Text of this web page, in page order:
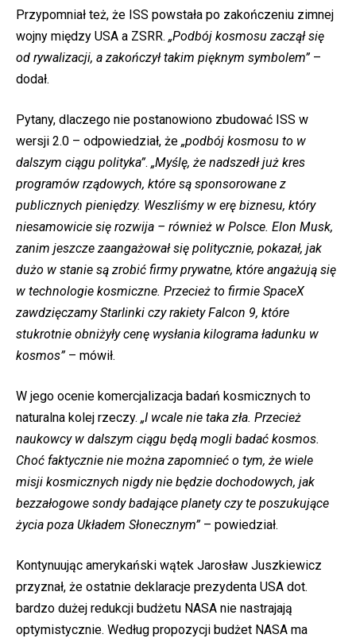
Przypomniał też, że ISS powstała po zakończeniu zimnej
wojny między USA a ZSRR. „Podbój kosmosu zaczął się
od rywalizacji, a zakończył takim pięknym symbolem”–
dodał.
Pytany, dlaczego nie postanowiono zbudować ISS w
wersji 2.0 – odpowiedział, że „podbój kosmosu to w
dalszym ciągu polityka”. „Myślę, że nadszedł już kres
programów rządowych, które są sponsorowane z
publicznych pieniędzy. Weszliśmy w erę biznesu, który
niesamowicie się rozwija – również w Polsce. Elon Musk,
zanim jeszcze zaangażował się politycznie, pokazał, jak
dużo w stanie są zrobić firmy prywatne, które angażują się
w technologie kosmiczne. Przecież to firmie SpaceX
zawdzięczamy Starlinki czy rakiety Falcon 9, które
stukrotnie obniżyły cenę wysłania kilograma ładunku w
kosmos”– mówił.
W jego ocenie komercjalizacja badań kosmicznych to
naturalna kolej rzeczy. „I wcale nie taka zła. Przecież
naukowcy w dalszym ciągu będą mogli badać kosmos.
Choć faktycznie nie można zapomnieć o tym, że wiele
misji kosmicznych nigdy nie będzie dochodowych, jak
bezzałogowe sondy badające planety czy te poszukujące
życia poza Układem Słonecznym”– powiedział.
Kontynuując amerykański wątek Jarosław Juszkiewicz
przyznał, że ostatnie deklaracje prezydenta USA dot.
bardzo dużej redukcji budżetu NASA nie nastrajają
optymistycznie. Według propozycji budżet NASA ma